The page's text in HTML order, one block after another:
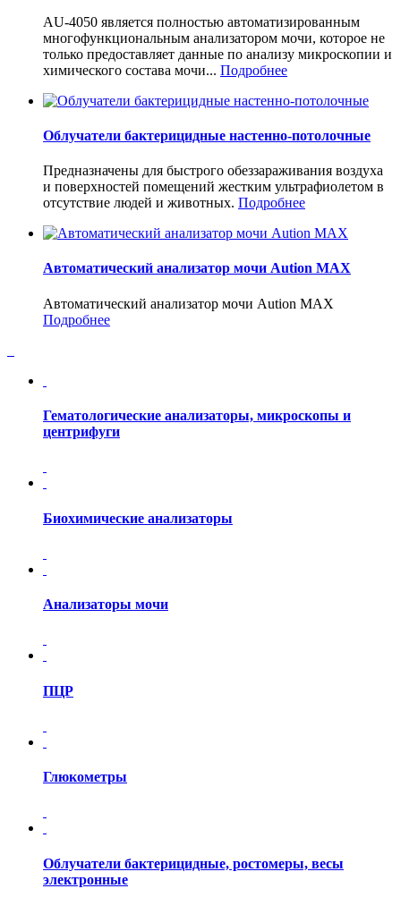
AU-4050 является полностью автоматизированным
многофункциональным анализатором мочи, которое не
только предоставляет данные по анализу микроскопии и
химического состава мочи... Подробнее
Облучатели бактерицидные настенно-потолочные
Предназначены для быстрого обеззараживания воздуха
и поверхностей помещений жестким ультрафиолетом в
отсутствие людей и животных. Подробнее
Автоматический анализатор мочи Aution MAX
Автоматический анализатор мочи Aution MAX
Подробнее
Гематологические анализаторы, микроскопы и
центрифуги
Биохимические анализаторы
Анализаторы мочи
ПЦР
Глюкометры
Облучатели бактерицидные, ростомеры, весы
электронные